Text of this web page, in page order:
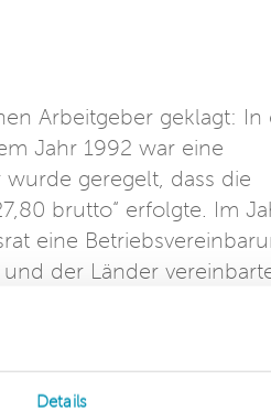
Details
Arbeitgeber geklagt: In
Jahr 1992 war eine
wurde geregelt, dass die
brutto“ erfolgte. Im
eine
der Länder
aus dem Jahr 1961
aller
worden
Arbeitnehmer